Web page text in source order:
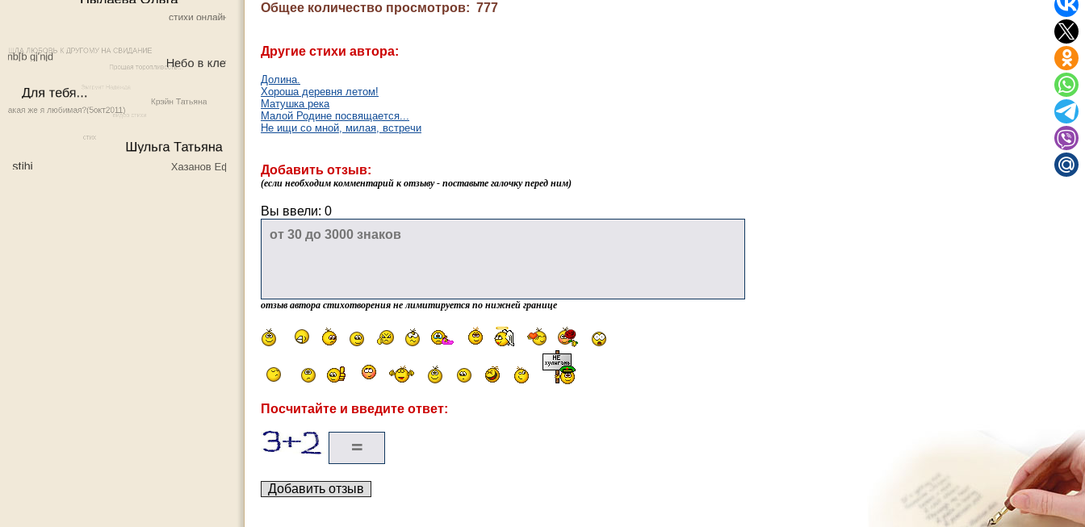
Общее количество просмотров: 777
Другие стихи автора:
Долина.
Хороша деревня летом!
Матушка река
Малой Родине посвящается...
Не ищи со мной, милая, встречи
Добавить отзыв:
(если необходим комментарий к отзыву - поставьте галочку перед ним)
Вы ввели: 0
отзыв автора стихотворения не лимитируется по нижней границе
Посчитайте и введите ответ: